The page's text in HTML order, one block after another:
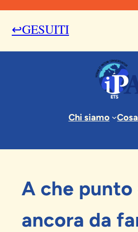
↩GESUITI
Chi siamo
A che punto
ancora da